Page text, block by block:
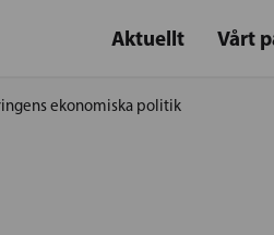
Aktuellt Vårt
ekonomiska politik